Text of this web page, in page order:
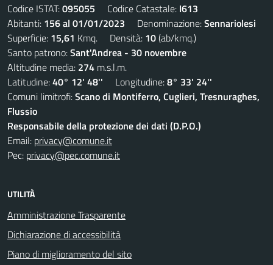
Codice ISTAT:095055 Codice Catastale: I613
Abitanti: 156 al 01/01/2023 Denominazione:Sennariolesi
Superficie: 15,61 Kmq. Densità: 10(ab/kmq.)
Santo patrono:Sant'Andrea - 30 novembre
Altitudine media: 274 m.s.l.m.
Latitudine:40° 12' 48'' Longitudine:8° 33' 24''
Comuni limitrofi:Scano di Montiferro, Cuglieri, Tresnuraghes,
Flussio
Responsabile della protezione dei dati (D.P.O.)
Email: privacy@comune.it
Pec: privacy@pec.comune.it
UTILITÀ
Amministrazione Trasparente
Dichiarazione di accessibilità
Piano di miglioramento del sito